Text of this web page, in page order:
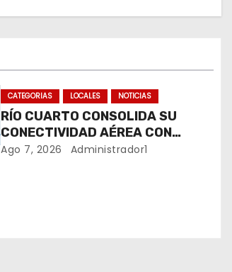
CATEGORIAS LOCALES NOTICIAS
RÍO CUARTO CONSOLIDA SU
CONECTIVIDAD AÉREA CON
CUATRO VUELOS SEMANALES A
Ago 7, 2026 Administrador1